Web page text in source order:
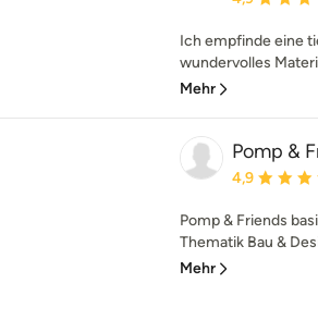
Ich empfinde eine
wundervolles
Mehr
Pomp &
4,9
Pomp & Friends
Thematik Bau &
Mehr